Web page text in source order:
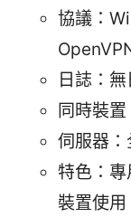
協議：
日誌：
同時裝
伺服器
特色：
裝置使用